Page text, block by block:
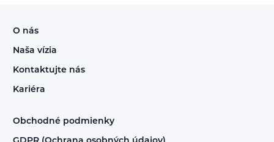
O nás
Naša vízia
Kontaktujte nás
Kariéra
Obchodné podmienky